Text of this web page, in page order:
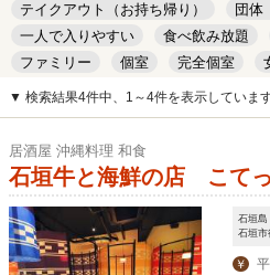
テイクアウト（お持ち帰り）
団体
一人で入りやすい
食べ飲み放題
ファミリー
個室 完全個室
キッズルーム
安い デート
▼ 検索結果4件中、1～4件を表示しています
居酒屋 沖縄料理 和食
石垣牛と海鮮の店 こて
石垣島
石垣市
￥